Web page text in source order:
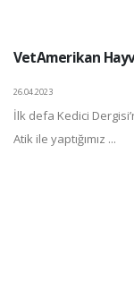
VetAmerikan
26.04.2023
İlk defa Kedici
Atik ile yaptığımız ...